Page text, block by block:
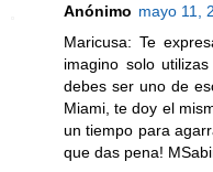
Anónimo mayo 11,
Maricusa: Te
imagino solo
debes ser uno de
Miami, te doy el
un tiempo para
que das pena!